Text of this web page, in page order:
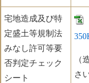
宅地造成及び特
定盛土等規制法
みなし許可等要
否判定チェック
シート
（
さ